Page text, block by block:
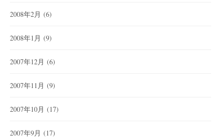
2008年2月 (6)
2008年1月 (9)
2007年12月 (6)
2007年11月 (9)
2007年10月 (17)
2007年9月 (17)